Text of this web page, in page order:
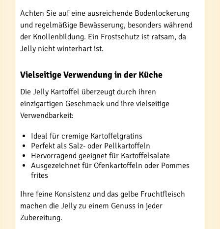
Achten Sie auf eine ausreichende Bodenlockerung
und regelmäßige Bewässerung, besonders während
der Knollenbildung. Ein Frostschutz ist ratsam, da
Jelly nicht winterhart ist.
Vielseitige Verwendung in der Küche
Die Jelly Kartoffel überzeugt durch ihren
einzigartigen Geschmack und ihre vielseitige
Verwendbarkeit:
Ideal für cremige Kartoffelgratins
Perfekt als Salz- oder Pellkartoffeln
Hervorragend geeignet für Kartoffelsalate
Ausgezeichnet für Ofenkartoffeln oder Pommes
frites
Ihre feine Konsistenz und das gelbe Fruchtfleisch
machen die Jelly zu einem Genuss in jeder
Zubereitung.